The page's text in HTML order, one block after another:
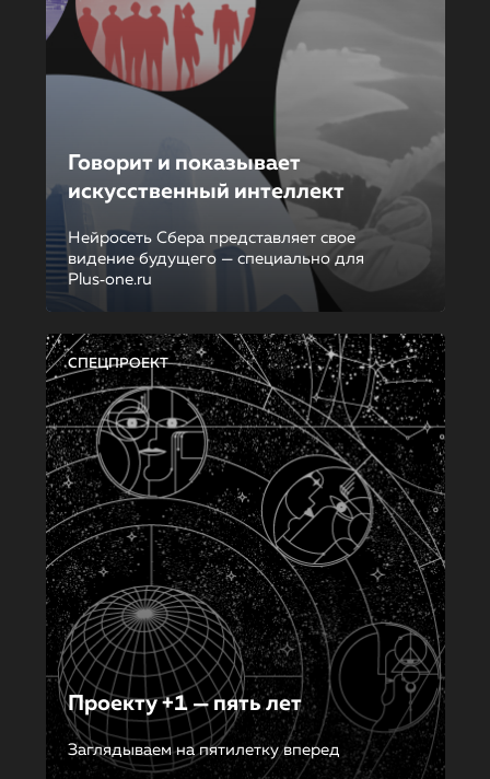
Говорит и показывает
искусственный интеллект
Нейросеть Сбера представляет свое
видение будущего — специально для
Plus‑one.ru
СПЕЦПРОЕКТ
Проекту +1 — пять лет
Заглядываем на пятилетку вперед